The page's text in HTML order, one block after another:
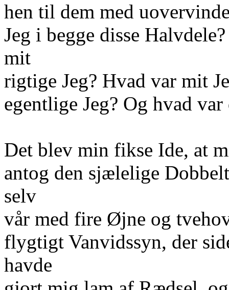
hen til dem med
Jeg i begge disse
mit
rigtige Jeg? Hvad var mit
egentlige Jeg? Og hvad var
Det blev min fikse Ide, at
antog den sjælelige
selv
vår med fire Øjne og
flygtigt Vanvidssyn, der
havde